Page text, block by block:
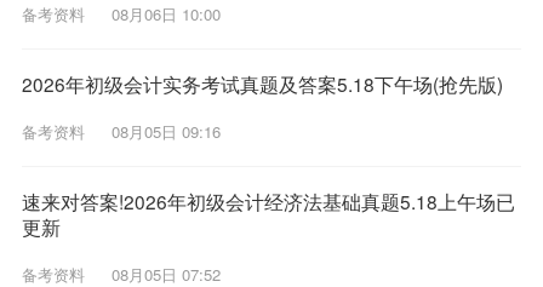
备考资料 08月06日 10:00
2026年初级会计实务考试真题及答案5.18下午场(抢先版)
备考资料 08月05日 09:16
速来对答案!2026年初级会计经济法基础真题5.18上午场已
更新
备考资料 08月05日 07:52